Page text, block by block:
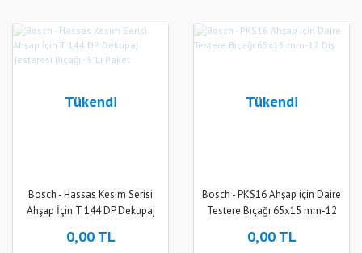
Tükendi
Bosch - Hassas Kesim Serisi
Ahşap İçin T 144 DP Dekupaj
0,00 TL
Tükendi
Bosch - PKS16 Ahşap için Daire
Testere Bıçağı 65x15 mm-12
0,00 TL